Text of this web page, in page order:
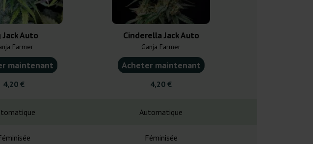
Jack Auto
Farmer
maintenant
4,20 €
Cinderella Jack Auto
Ganja Farmer
Acheter maintenant
4,20 €
Automatique
Féminisée